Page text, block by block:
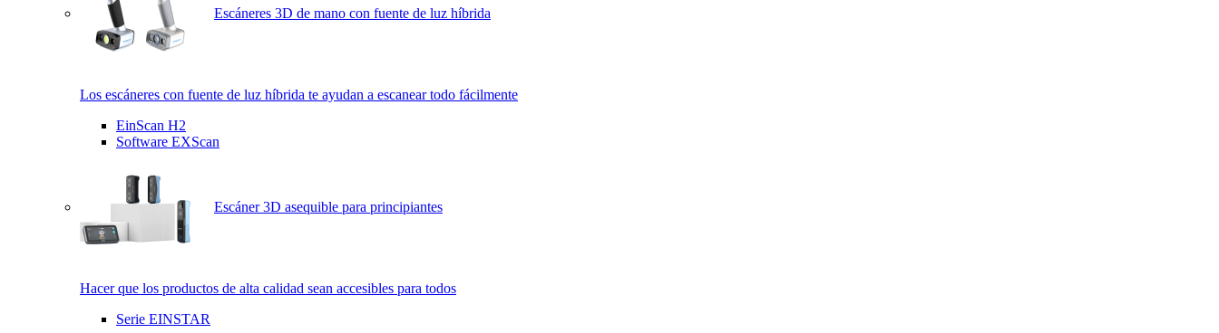
Escáneres 3D de mano con fuente de luz híbrida
Los escáneres con fuente de luz híbrida te ayudan a escanear todo fácilmente
EinScan H2
Software EXScan
Escáner 3D asequible para principiantes
Hacer que los productos de alta calidad sean accesibles para todos
Serie EINSTAR